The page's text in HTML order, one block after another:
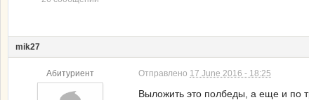
mik27
Абитуриент Отправлено 17 June 2016 - 18:25
Выложить это полбеды, а еще и по